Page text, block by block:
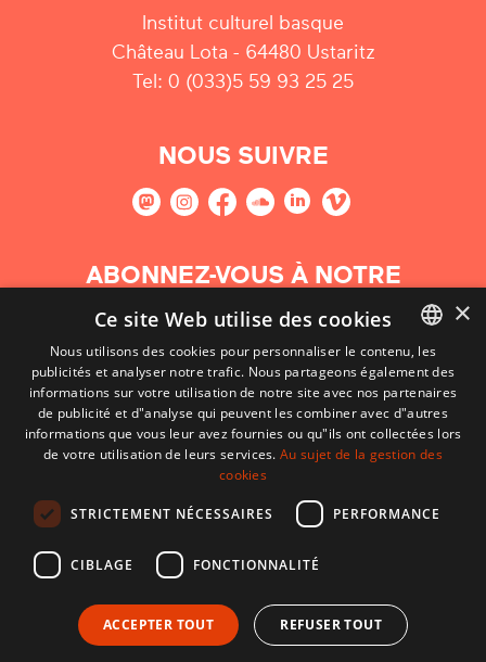
Institut culturel basque
Château Lota - 64480 Ustaritz
Tel: 0 (033)5 59 93 25 25
NOUS SUIVRE
ABONNEZ-VOUS À NOTRE
NEWSLETTER
S'abonner
BASQUE
FRENCH
×
Ce site Web utilise des cookies
Nous utilisons des cookies pour personnaliser le contenu, les
publicités et analyser notre trafic. Nous partageons également des
informations sur votre utilisation de notre site avec nos partenaires
de publicité et d"analyse qui peuvent les combiner avec d"autres
informations que vous leur avez fournies ou qu"ils ont collectées lors
de votre utilisation de leurs services.Au sujet de la gestion des
cookies
STRICTEMENT NÉCESSAIRES PERFORMANCE
CIBLAGE FONCTIONNALITÉ
ACCEPTER TOUT REFUSER TOUT